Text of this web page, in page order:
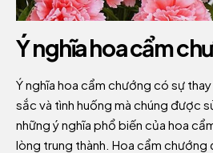
Ý nghĩa hoa cẩm
Ý nghĩa hoa cẩm chướng có sự
sắc và tình huống mà chúng được
những ý nghĩa phổ biến của hoa
lòng trung thành. Hoa cẩm chướng